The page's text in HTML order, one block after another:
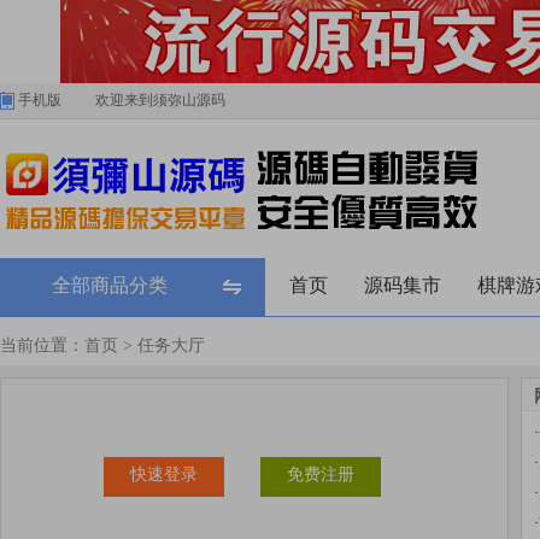
手机版 欢迎来到须弥山源码
全部商品分类 首页 源码集市 棋牌游
当前位置： 首页 > 任务大厅
快速登录 免费注册
·
·
·
·